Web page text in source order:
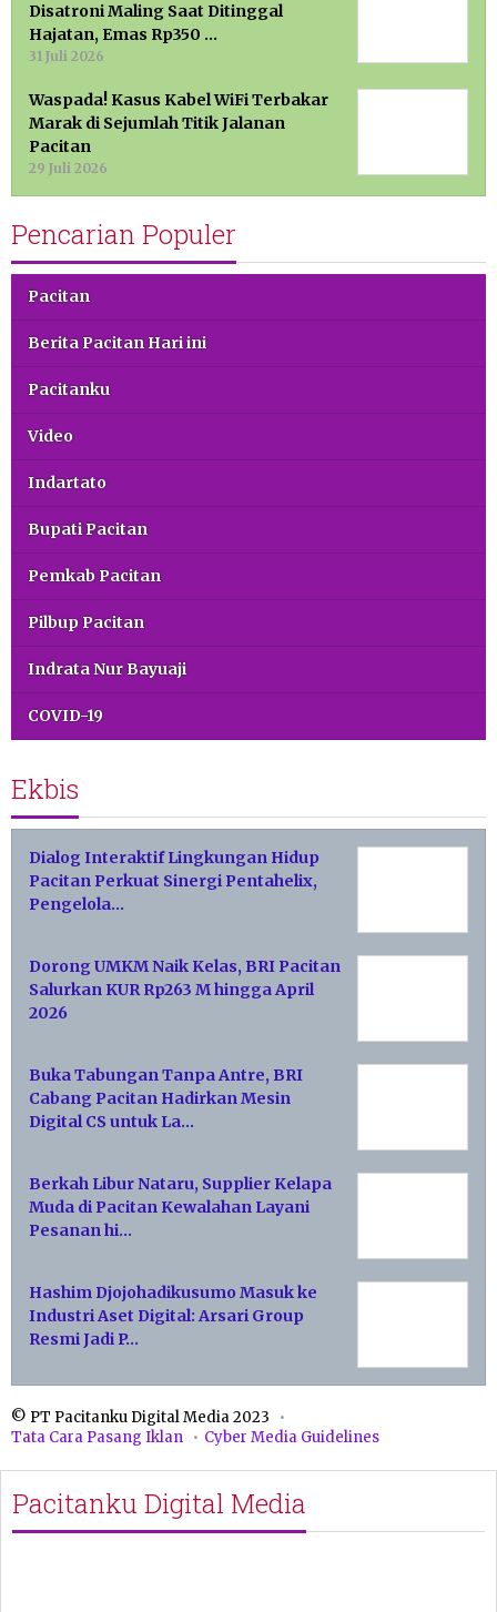
Disatroni Maling Saat Ditinggal
Hajatan, Emas Rp350 …
31 Juli 2026
Waspada! Kasus Kabel WiFi Terbakar
Marak di Sejumlah Titik Jalanan
Pacitan
29 Juli 2026
Pencarian Populer
Pacitan
Berita Pacitan Hari ini
Pacitanku
Video
Indartato
Bupati Pacitan
Pemkab Pacitan
Pilbup Pacitan
Indrata Nur Bayuaji
COVID-19
Ekbis
Dialog Interaktif Lingkungan Hidup
Pacitan Perkuat Sinergi Pentahelix,
Pengelola…
Dorong UMKM Naik Kelas, BRI Pacitan
Salurkan KUR Rp263 M hingga April
2026
Buka Tabungan Tanpa Antre, BRI
Cabang Pacitan Hadirkan Mesin
Digital CS untuk La…
Berkah Libur Nataru, Supplier Kelapa
Muda di Pacitan Kewalahan Layani
Pesanan hi…
Hashim Djojohadikusumo Masuk ke
Industri Aset Digital: Arsari Group
Resmi Jadi P…
© PT Pacitanku Digital Media 2023
Tata Cara Pasang Iklan
Cyber Media Guidelines
Pacitanku Digital Media